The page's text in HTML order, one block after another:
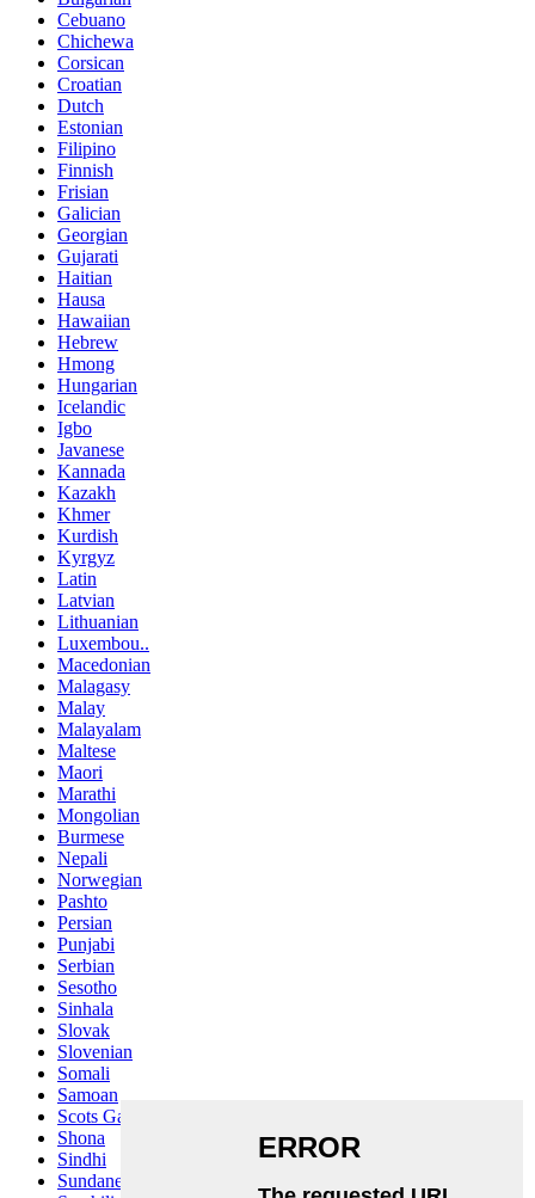
Cebuano
Chichewa
Corsican
Croatian
Dutch
Estonian
Filipino
Finnish
Frisian
Galician
Georgian
Gujarati
Haitian
Hausa
Hawaiian
Hebrew
Hmong
Hungarian
Icelandic
Igbo
Javanese
Kannada
Kazakh
Khmer
Kurdish
Kyrgyz
Latin
Latvian
Lithuanian
Luxembou..
Macedonian
Malagasy
Malay
Malayalam
Maltese
Maori
Marathi
Mongolian
Burmese
Nepali
Norwegian
Pashto
Persian
Punjabi
Serbian
Sesotho
Sinhala
Slovak
Slovenian
Somali
Samoan
Scots Gaelic
Shona
Sindhi
Sundanese